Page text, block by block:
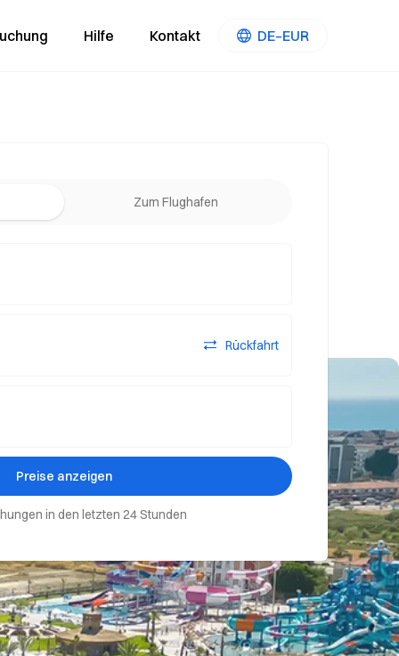
Hilfe Kontakt DE–EUR
Zum Flughafen
Rückfahrt
Preise anzeigen
in den letzten 24 Stunden